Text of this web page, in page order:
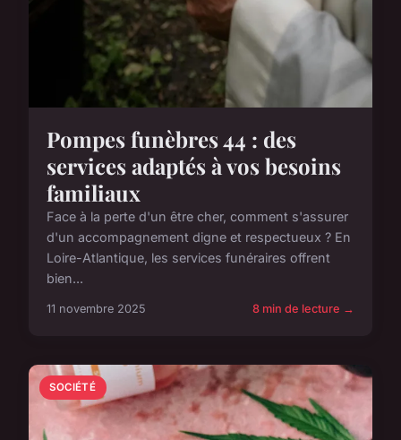
Pompes funèbres 44 : des
services adaptés à vos besoins
familiaux
Face à la perte d'un être cher, comment s'assurer
d'un accompagnement digne et respectueux ? En
Loire-Atlantique, les services funéraires offrent
bien...
11 novembre 2025 8 min de lecture →
SOCIÉTÉ